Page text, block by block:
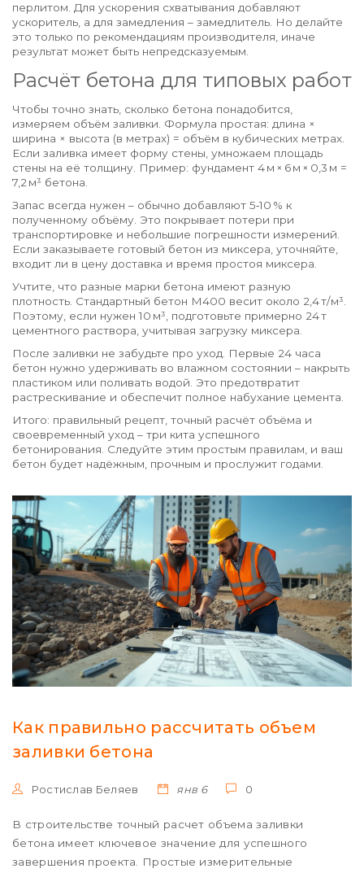
перлитом. Для ускорения схватывания добавляют
ускоритель, а для замедления – замедлитель. Но делайте
это только по рекомендациям производителя, иначе
результат может быть непредсказуемым.
Расчёт бетона для типовых работ
Чтобы точно знать, сколько бетона понадобится,
измеряем объём заливки. Формула простая: длина ×
ширина × высота (в метрах) = объём в кубических метрах.
Если заливка имеет форму стены, умножаем площадь
стены на её толщину. Пример: фундамент 4 м × 6 м × 0,3 м =
7,2 м³ бетона.
Запас всегда нужен – обычно добавляют 5‑10 % к
полученному объёму. Это покрывает потери при
транспортировке и небольшие погрешности измерений.
Если заказываете готовый бетон из миксера, уточняйте,
входит ли в цену доставка и время простоя миксера.
Учтите, что разные марки бетона имеют разную
плотность. Стандартный бетон М400 весит около 2,4 т/м³.
Поэтому, если нужен 10 м³, подготовьте примерно 24 т
цементного раствора, учитывая загрузку миксера.
После заливки не забудьте про уход. Первые 24 часа
бетон нужно удерживать во влажном состоянии – накрыть
пластиком или поливать водой. Это предотвратит
растрескивание и обеспечит полное набухание цемента.
Итого: правильный рецепт, точный расчёт объёма и
своевременный уход – три кита успешного
бетонирования. Следуйте этим простым правилам, и ваш
бетон будет надёжным, прочным и прослужит годами.
Как правильно рассчитать объем
заливки бетона
Ростислав Беляев янв 6 0
В строительстве точный расчет объема заливки
бетона имеет ключевое значение для успешного
завершения проекта. Простые измерительные